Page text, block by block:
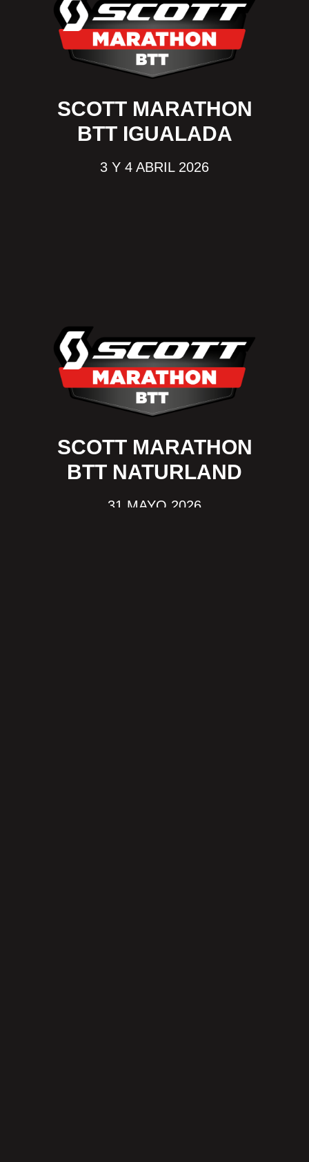
SCOTT MARATHON
BTT IGUALADA
3 Y 4 ABRIL 2026
SCOTT MARATHON
BTT NATURLAND
31 MAYO 2026